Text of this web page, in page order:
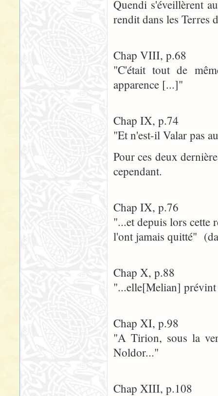
Quendi s'éveillèrent
rendit dans les Terres
Chap VIII, p.68
"C'était tout de
apparence [...]"
Chap IX, p.74
"Et n'est-il Valar pas
Pour ces deux
cependant.
Chap IX, p.76
"...et depuis lors cette
l'ont jamais quitté"
Chap X, p.88
"...elle[Melian] prévint
Chap XI, p.98
"A Tirion, sous la
Noldor..."
Chap XIII, p.108